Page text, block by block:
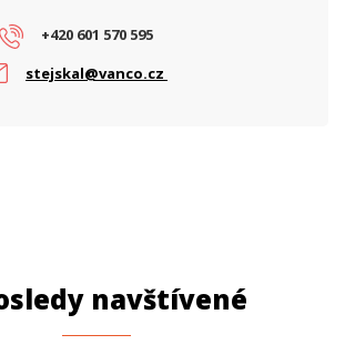
+420 601 570 595
stejskal@vanco.cz
navštívené